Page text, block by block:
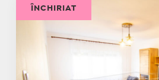
ÎNCHIRIAT